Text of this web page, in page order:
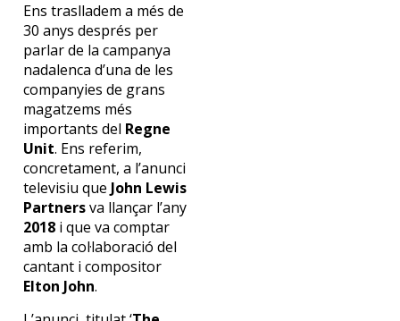
Ens traslladem a més de
30 anys després per
parlar de la campanya
nadalenca d’una de les
companyies de grans
magatzems més
importants del Regne
Unit. Ens referim,
concretament, a l’anunci
televisiu que John Lewis
Partnersva llançar l’any
2018 i que va comptar
amb la col·laboració del
cantant i compositor
Elton John.